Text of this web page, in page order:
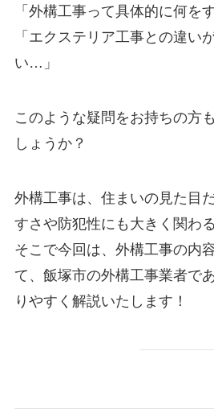
「外構工事って具体的に何を
「エクステリア工事との違い
い…」
このような疑問をお持ちの方
しょうか？
外構工事は、住まいの見た目
すさや防犯性にも大きく関わ
そこで今回は、外構工事の内
て、飯塚市の外構工事業者で
りやすく解説いたします！